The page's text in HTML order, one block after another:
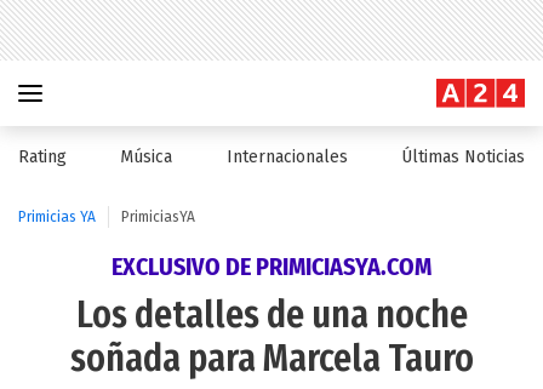
Rating Música Internacionales Últimas Noticias
Primicias YA PrimiciasYA
EXCLUSIVO DE PRIMICIASYA.COM
Los detalles de una noche
soñada para Marcela Tauro